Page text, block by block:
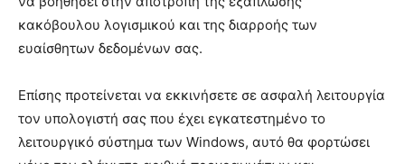
κακόβουλου λογισμικού και της διαρροής των
ευαίσθητων δεδομένων σας.
Επίσης προτείνεται να εκκινήσετε σε ασφαλή λειτουργία
τον υπολογιστή σας που έχει εγκατεστημένο το
λειτουργικό σύστημα των Windows, αυτό θα φορτώσει